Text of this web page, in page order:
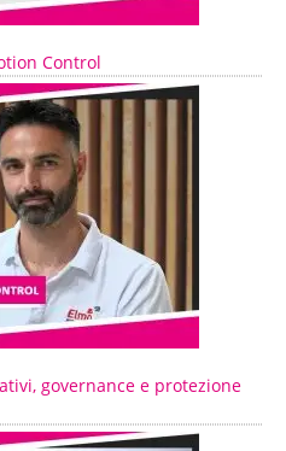
Control
governance e protezione